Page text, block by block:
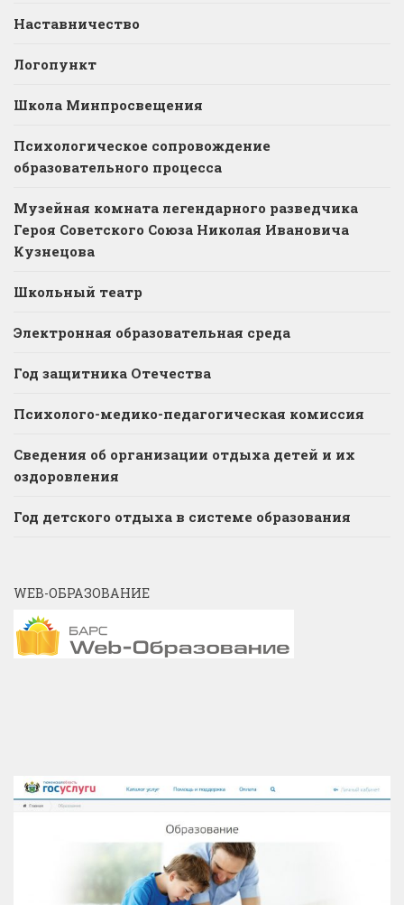
Наставничество
Логопункт
Школа Минпросвещения
Психологическое сопровождение
образовательного процесса
Музейная комната легендарного разведчика
Героя Советского Союза Николая Ивановича
Кузнецова
Школьный театр
Электронная образовательная среда
Год защитника Отечества
Психолого-медико-педагогическая комиссия
Сведения об организации отдыха детей и их
оздоровления
Год детского отдыха в системе образования
WEB-ОБРАЗОВАНИЕ